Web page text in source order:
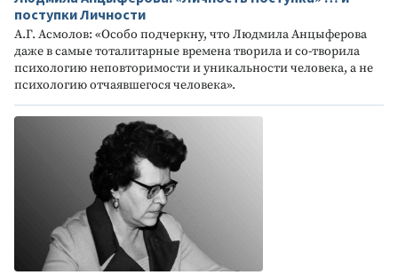
поступки Личности
А.Г. Асмолов: «Особо подчеркну, что Людмила Анцыферова
даже в самые тоталитарные времена творила и со-творила
психологию неповторимости и уникальности человека, а не
психологию отчаявшегося человека».